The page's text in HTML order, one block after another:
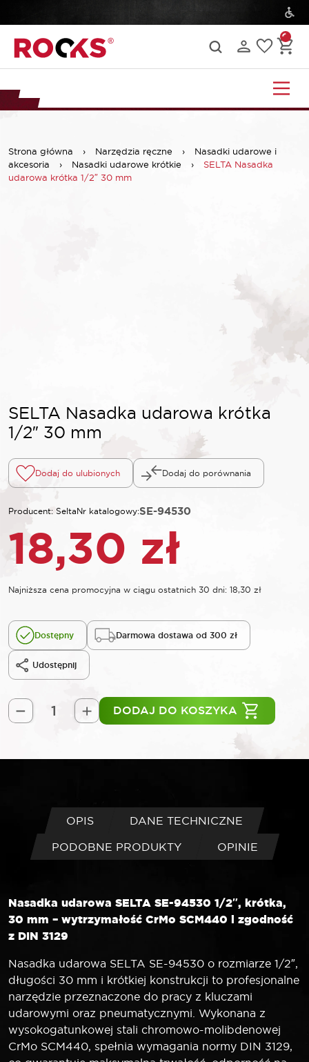
Strona główna › Narzędzia ręczne ›
Nasadki udarowe i
akcesoria
› Nasadki udarowe krótkie ›
SELTA Nasadka
udarowa krótka 1/2″ 30 mm
SELTA Nasadka udarowa krótka
1/2″ 30 mm
Dodaj do ulubionych Dodaj do porównania
Producent: SeltaNr katalogowy:SE-94530
18,30 zł
Najniższa cena promocyjna w ciągu ostatnich 30 dni: 18,30 zł
Dostępny Darmowa dostawa od 300 zł
Udostępnij
ilość
30
DODAJ DO KOSZYKA
OPIS
DANE TECHNICZNE
PODOBNE PRODUKTY
OPINIE
Nasadka udarowa SELTA SE-94530 1/2″, krótka,
30 mm – wytrzymałość CrMo SCM440 i zgodność
z DIN 3129
Nasadka udarowa SELTA SE-94530 o rozmiarze 1/2″,
długości 30 mm i krótkiej konstrukcji to profesjonalne
narzędzie przeznaczone do pracy z kluczami
udarowymi oraz pneumatycznymi. Wykonana z
wysokogatunkowej stali chromowo-molibdenowej
CrMo SCM440, spełnia wymagania normy DIN 3129,